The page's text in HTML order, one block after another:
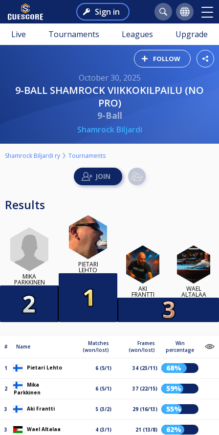
Sign in
Live Tournaments Leagues Upgrade
FOLLOW
October 30, 2025
9-BALL SHAMROCK VIIKKOKILPAILU (NO
PRO)
9-Ball
Shamrock Biljardi
Shamrock Biljardi ry Tournaments
Results
MIKA
PARKKINEN
PIETARI
LEHTO
AKI
FRANTTI
WAEL
ALTALAA
# Name
Matches
(won/lost)
Frames
(won/lost)
Win
percentage
1 Pietari Lehto 6 (5/1) 34 (23/11) 68%
2
Mika
Parkkinen
6 (5/1) 37 (22/15) 59%
3 Aki Frantti 5 (3/2) 29 (16/13) 55%
3 Wael Altalaa 4 (3/1) 21 (13/8) 62%